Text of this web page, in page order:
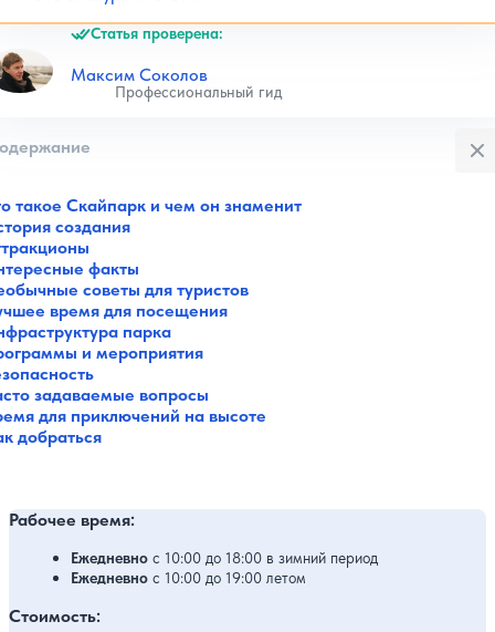
Статья проверена:
Максим Соколов
Профессиональный гид
такое Скайпарк и чем он знаменит
создания
факты
советы для туристов
время для посещения
парка
и мероприятия
задаваемые вопросы
для приключений на высоте
добраться
Рабочее время:
Ежедневно с 10:00 до 18:00 в зимний период
Ежедневно с 10:00 до 19:00 летом
Стоимость: